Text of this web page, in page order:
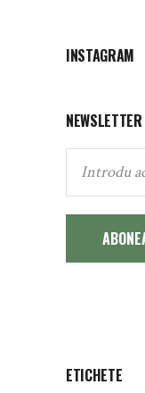
INSTAGRAM
NEWSLETTER
ETICHETE